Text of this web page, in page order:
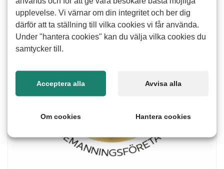
upplevelse. Vi värnar om din integritet och ber dig
därför att ta ställning till vilka cookies vi får använda.
Under "hantera cookies" kan du välja vilka cookies du
samtycker till.
Acceptera alla Avvisa alla
Om cookies Hantera cookies